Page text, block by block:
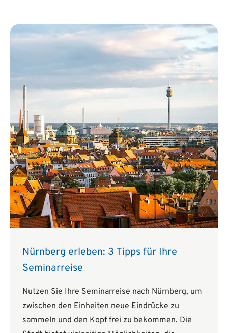
Nürnberg erleben: 3 Tipps für Ihre
Seminarreise
Nutzen Sie Ihre Seminarreise nach Nürnberg, um
zwischen den Einheiten neue Eindrücke zu
sammeln und den Kopf frei zu bekommen. Die